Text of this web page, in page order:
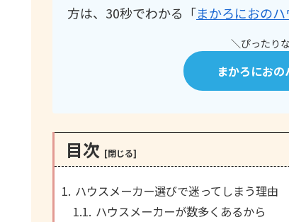
方は、30秒でわかる「まかろにおの
＼ぴったり
まかろにお
目次
ハウスメーカー選びで迷ってしまう理由
ハウスメーカーが数多くあるから